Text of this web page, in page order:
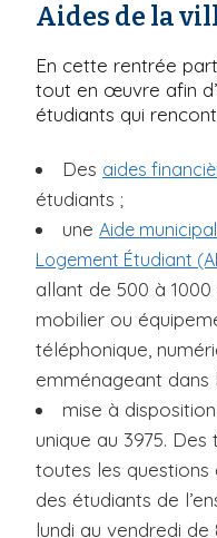
Aides de la
En cette rentrée
tout en œuvre afin
étudiants qui
Des aides
étudiants ;
une Aide
Logement Étudiant
allant de 500 à
mobilier ou
téléphonique,
emménageant
mise à
unique au 3975.
toutes les questions
des étudiants de
lundi au vendredi de